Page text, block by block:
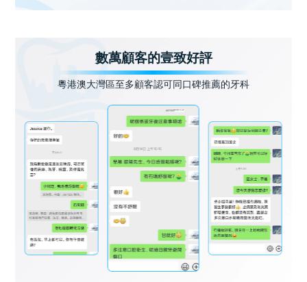
數萬顧客的壹致好評
粵港澳大灣區至多顧客認可同口碑推薦的牙科